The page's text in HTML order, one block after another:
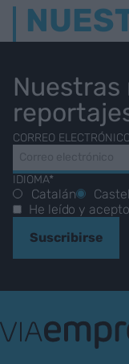
Nuestras
CORREO ELECTRÓNICO
IDIOMA*
Catalán
He leído y
Suscribirse